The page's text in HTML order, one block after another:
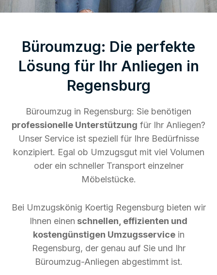
Büroumzug: Die perfekte
Lösung für Ihr Anliegen in
Regensburg
Büroumzug in Regensburg: Sie benötigen
professionelle Unterstützung für Ihr Anliegen?
Unser Service ist speziell für Ihre Bedürfnisse
konzipiert. Egal ob Umzugsgut mit viel Volumen
oder ein schneller Transport einzelner
Möbelstücke.
Bei Umzugskönig Koertig Regensburg bieten wir
Ihnen einen schnellen, effizienten und
kostengünstigen Umzugsservicein
Regensburg, der genau auf Sie und Ihr
Büroumzug-Anliegen abgestimmt ist.